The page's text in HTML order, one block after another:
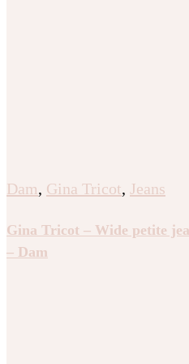
Dam, Gina Tricot, Jeans
Gina Tricot – Wide petite
– Dam